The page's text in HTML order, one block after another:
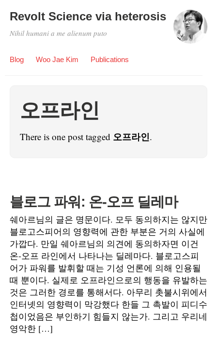
Revolt Science via heterosis
Nihil humani a me alienum puto
Blog Woo Jae Kim Publications
오프라인
There is one post tagged 오프라인.
블로그 파워: 온-오프 딜레마
쉐아르님의 글은 명문이다. 모두 동의하지는 않지만
블로고스피어의 영향력에 관한 부분은 거의 사실에
가깝다. 만일 쉐아르님의 의견에 동의하자면 이건
온-오프 라인에서 나타나는 딜레마다. 블로고스피
어가 파워를 발휘할 때는 기성 언론에 의해 인용될
때 뿐이다. 실제로 오프라인으로의 행동을 유발하는
것은 그러한 경로를 통해서다. 아무리 촛불시위에서
인터넷의 영향력이 막강했다 한들 그 촉발이 피디수
첩이었음은 부인하기 힘들지 않는가. 그리고 우리네
영악한 […]